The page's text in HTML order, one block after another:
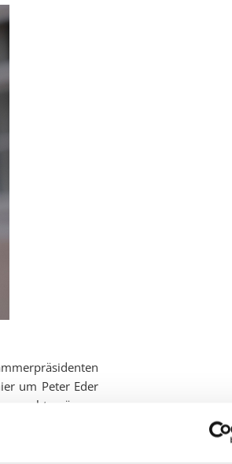
um Peter Eder
geht, wäre es
als auch
auffallend klein,